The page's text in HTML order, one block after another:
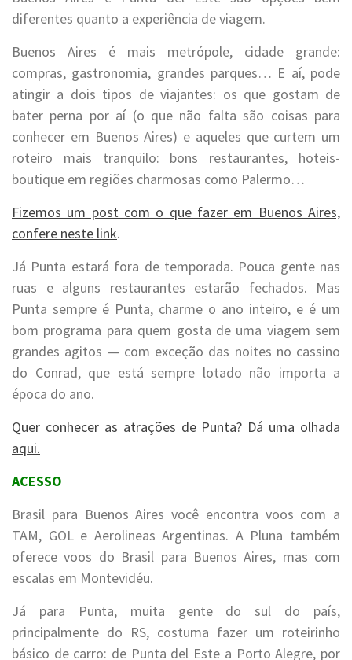
diferentes quanto a experiência de viagem.
Buenos Aires é mais metrópole, cidade grande:
compras, gastronomia, grandes parques… E aí, pode
atingir a dois tipos de viajantes: os que gostam de
bater perna por aí (o que não falta são coisas para
conhecer em Buenos Aires) e aqueles que curtem um
roteiro mais tranqüilo: bons restaurantes, hoteis-
boutique em regiões charmosas como Palermo…
Fizemos um post com o que fazer em Buenos Aires,
confere neste link.
Já Punta estará fora de temporada. Pouca gente nas
ruas e alguns restaurantes estarão fechados. Mas
Punta sempre é Punta, charme o ano inteiro, e é um
bom programa para quem gosta de uma viagem sem
grandes agitos — com exceção das noites no cassino
do Conrad, que está sempre lotado não importa a
época do ano.
Quer conhecer as atrações de Punta? Dá uma olhada
aqui.
ACESSO
Brasil para Buenos Aires você encontra voos com a
TAM, GOL e Aerolineas Argentinas. A Pluna também
oferece voos do Brasil para Buenos Aires, mas com
escalas em Montevidéu.
Já para Punta, muita gente do sul do país,
principalmente do RS, costuma fazer um roteirinho
básico de carro: de Punta del Este a Porto Alegre, por